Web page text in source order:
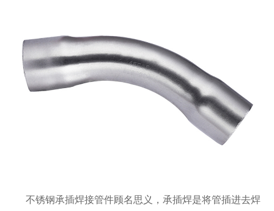
不锈钢承插焊接管件顾名思义，承插焊是将管插进去焊